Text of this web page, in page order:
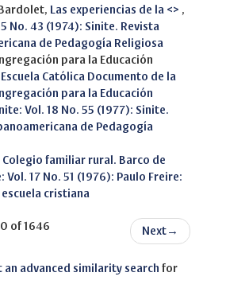
Las experiencias de la <> ,
No. 43 (1974): Sinite. Revista
de Pedagogía Religiosa
para la Educación
Escuela Católica Documento de la
para la Educación
Vol. 18 No. 55 (1977): Sinite.
de Pedagogía
Colegio familiar rural. Barco de
Vol. 17 No. 51 (1976): Paulo Freire:
cristiana
of 1646 Next →
an advanced similarity search for